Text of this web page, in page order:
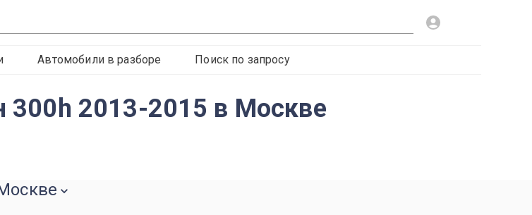
Автомобили в разборе Поиск по запросу
300h 2013-2015 в Москве